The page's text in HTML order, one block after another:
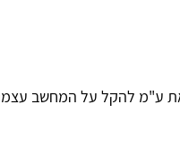
ע"מ להקל על המחשב